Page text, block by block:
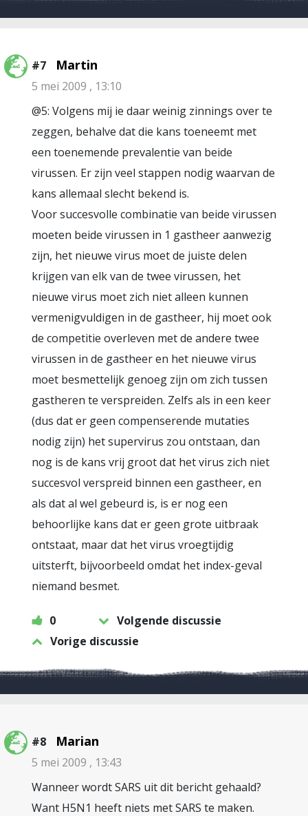
#7 Martin
5 mei 2009 , 13:10
@5: Volgens mij ie daar weinig zinnings over te
zeggen, behalve dat die kans toeneemt met
een toenemende prevalentie van beide
virussen. Er zijn veel stappen nodig waarvan de
kans allemaal slecht bekend is.
Voor succesvolle combinatie van beide virussen
moeten beide virussen in 1 gastheer aanwezig
zijn, het nieuwe virus moet de juiste delen
krijgen van elk van de twee virussen, het
nieuwe virus moet zich niet alleen kunnen
vermenigvuldigen in de gastheer, hij moet ook
de competitie overleven met de andere twee
virussen in de gastheer en het nieuwe virus
moet besmettelijk genoeg zijn om zich tussen
gastheren te verspreiden. Zelfs als in een keer
(dus dat er geen compenserende mutaties
nodig zijn) het supervirus zou ontstaan, dan
nog is de kans vrij groot dat het virus zich niet
succesvol verspreid binnen een gastheer, en
als dat al wel gebeurd is, is er nog een
behoorlijke kans dat er geen grote uitbraak
ontstaat, maar dat het virus vroegtijdig
uitsterft, bijvoorbeeld omdat het index-geval
niemand besmet.
0
Volgende discussie
Vorige discussie
#8 Marian
5 mei 2009 , 13:43
Wanneer wordt SARS uit dit bericht gehaald?
Want H5N1 heeft niets met SARS te maken.